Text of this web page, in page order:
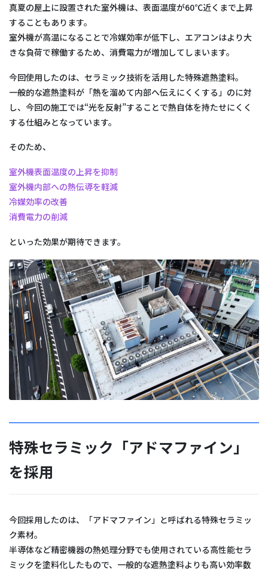
真夏の屋上に設置された室外機は、表面温度が60℃近くまで上昇
することもあります。
室外機が高温になることで冷媒効率が低下し、エアコンはより大
きな負荷で稼働するため、消費電力が増加してしまいます。
今回使用したのは、セラミック技術を活用した特殊遮熱塗料。
一般的な遮熱塗料が「熱を溜めて内部へ伝えにくくする」のに対
し、今回の施工では“光を反射”することで熱自体を持たせにくく
する仕組みとなっています。
そのため、
室外機表面温度の上昇を抑制
室外機内部への熱伝導を軽減
冷媒効率の改善
消費電力の削減
といった効果が期待できます。
特殊セラミック「アドマファイン」
を採用
今回採用したのは、「アドマファイン」と呼ばれる特殊セラミッ
ク素材。
半導体など精密機器の熱処理分野でも使用されている高性能セラ
ミックを塗料化したもので、一般的な遮熱塗料よりも高い効率数